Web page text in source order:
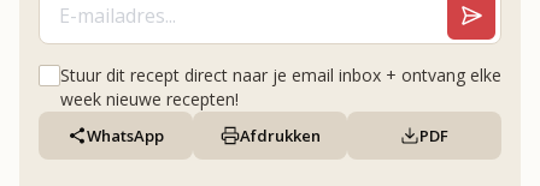
Stuur dit recept direct naar je email inbox + ontvang elke
week nieuwe recepten!
WhatsApp Afdrukken PDF